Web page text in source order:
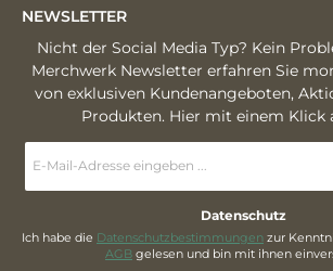
NEWSLETTER
Nicht der Social Media Typ? Kein
Merchwerk Newsletter erfahren Sie
von exklusiven Kundenangeboten,
Produkten. Hier mit einem Klick
Mail-
*
Datenschutz
Ich habe die Datenschutzbestimmungen zur
AGB gelesen und bin mit ihnen